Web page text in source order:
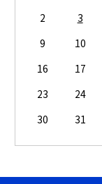
2
3
9
10
16
17
23
24
30
31